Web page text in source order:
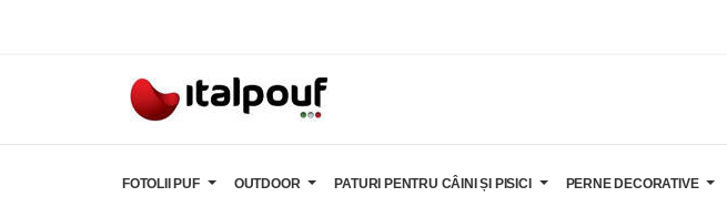
FOTOLII PUF OUTDOOR PATURI PENTRU CÂINI ȘI PISICI PERNE DECORATIVE